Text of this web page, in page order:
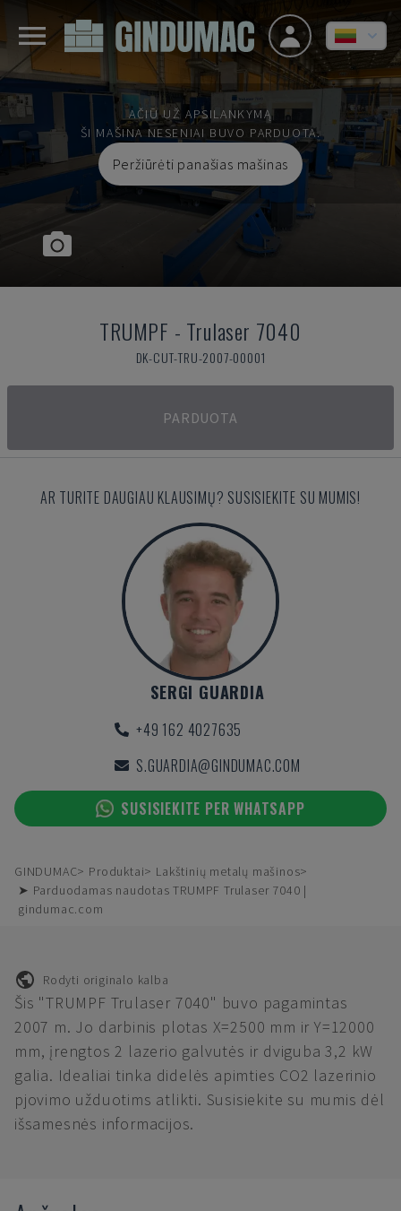
AČIŪ UŽ APSILANKYMĄ
ŠI MAŠINA NESENIAI BUVO PARDUOTA.
Peržiūrėti panašias mašinas
TRUMPF - Trulaser 7040
DK-CUT-TRU-2007-00001
PARDUOTA
AR TURITE DAUGIAU KLAUSIMŲ? SUSISIEKITE SU MUMIS!
SERGI GUARDIA
+49 162 4027635
S.GUARDIA@GINDUMAC.COM
SUSISIEKITE PER WHATSAPP
GINDUMAC Produktai
Lakštinių metalų mašinos
➤ Parduodamas naudotas TRUMPF Trulaser 7040 |
gindumac.com
Rodyti originalo kalba
Šis "TRUMPF Trulaser 7040" buvo pagamintas
2007 m. Jo darbinis plotas X=2500 mm ir Y=12000
mm, įrengtos 2 lazerio galvutės ir dviguba 3,2 kW
galia. Idealiai tinka didelės apimties CO2 lazerinio
pjovimo užduotims atlikti. Susisiekite su mumis dėl
išsamesnės informacijos.